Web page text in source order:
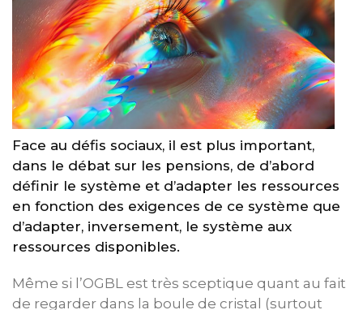
Face au défis sociaux, il est plus important,
dans le débat sur les pensions, de d’abord
définir le système et d’adapter les ressources
en fonction des exigences de ce système que
d’adapter, inversement, le système aux
ressources disponibles.
Même si l’OGBL est très sceptique quant au fait
de regarder dans la boule de cristal (surtout